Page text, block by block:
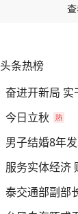
头条热榜
奋进开新局 实
今日立秋
男子结婚8年
服务实体经济